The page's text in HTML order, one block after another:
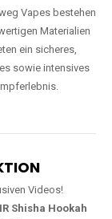
Vapes bestehen
Materialien
ein sicheres,
sowie intensives
Videos!
Shisha Hookah